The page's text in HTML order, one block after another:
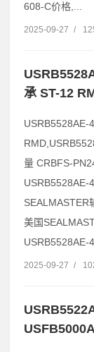
608-C价格,...
2025-09-27 /
承 ST-12
USRB5528AE-
量 CRBFS-
USRB5528AE-
SEALMASTER
美国
USRB5528AE-
2025-09-27 /